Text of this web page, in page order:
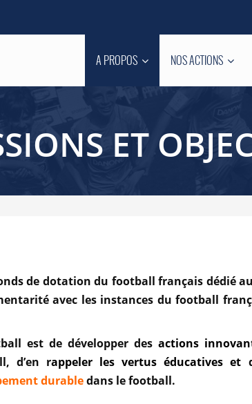
A PROPOS NOS ACTIONS
ET
de dotation du football français dédié
avec les instances du football
est de développer desactions
d’en rappeler les vertus éducatives et
durabledans le football.